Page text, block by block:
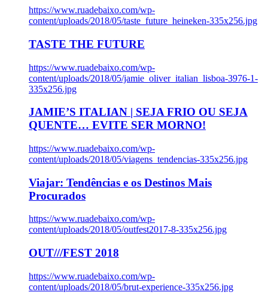
https://www.ruadebaixo.com/wp-
content/uploads/2018/05/taste_future_heineken-335x256.jpg
TASTE THE FUTURE
https://www.ruadebaixo.com/wp-
content/uploads/2018/05/jamie_oliver_italian_lisboa-3976-1-
335x256.jpg
JAMIE’S ITALIAN | SEJA FRIO OU SEJA
QUENTE… EVITE SER MORNO!
https://www.ruadebaixo.com/wp-
content/uploads/2018/05/viagens_tendencias-335x256.jpg
Viajar: Tendências e os Destinos Mais
Procurados
https://www.ruadebaixo.com/wp-
content/uploads/2018/05/outfest2017-8-335x256.jpg
OUT///FEST 2018
https://www.ruadebaixo.com/wp-
content/uploads/2018/05/brut-experience-335x256.jpg